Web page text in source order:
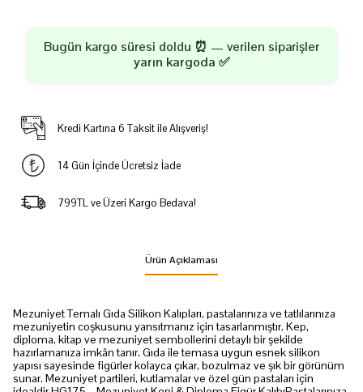
Bugün kargo süresi doldu ⏰ — verilen siparişler
yarın kargoda ✅
Kredi Kartına 6 Taksit ile Alışveriş!
14 Gün İçinde Ücretsiz İade
799TL ve Üzeri Kargo Bedava!
Ürün Açıklaması
Mezuniyet Temalı Gıda Silikon Kalıpları, pastalarınıza ve tatlılarınıza
mezuniyetin coşkusunu yansıtmanız için tasarlanmıştır. Kep,
diploma, kitap ve mezuniyet sembollerini detaylı bir şekilde
hazırlamanıza imkân tanır. Gıda ile temasa uygun esnek silikon
yapısı sayesinde figürler kolayca çıkar, bozulmaz ve şık bir görünüm
sunar. Mezuniyet partileri, kutlamalar ve özel gün pastaları için